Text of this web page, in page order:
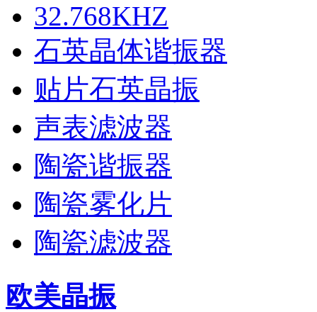
32.768KHZ
石英晶体谐振器
贴片石英晶振
声表滤波器
陶瓷谐振器
陶瓷雾化片
陶瓷滤波器
欧美晶振